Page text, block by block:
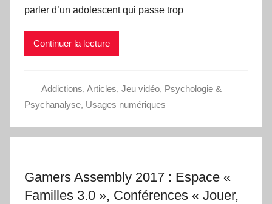
parler d’un adolescent qui passe trop
Continuer la lecture
Addictions, Articles, Jeu vidéo, Psychologie &
Psychanalyse, Usages numériques
Gamers Assembly 2017 : Espace «
Familles 3.0 », Conférences « Jouer,